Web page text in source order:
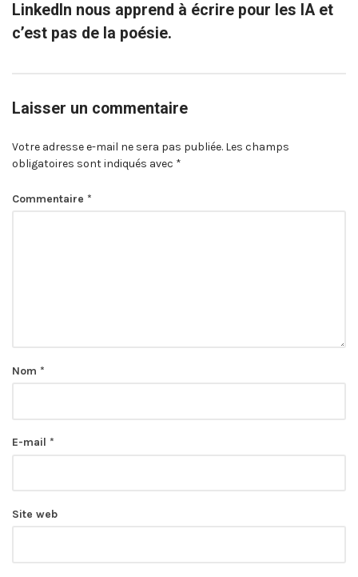
LinkedIn nous apprend à écrire pour les IA et
c’est pas de la poésie.
Laisser un commentaire
Votre adresse e-mail ne sera pas publiée. Les champs
obligatoires sont indiqués avec *
Commentaire *
Nom *
E-mail *
Site web